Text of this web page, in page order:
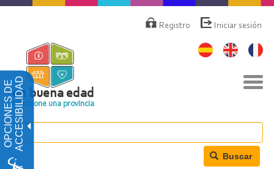
OPCIONES DEACCESIBILIDAD
Pasar
contenido
principal
deRegistro Iniciar sesión
en buena edad
Seleccione una provincia
Buscar